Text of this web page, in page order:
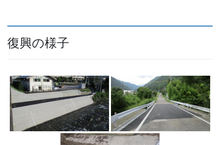
復興の様子